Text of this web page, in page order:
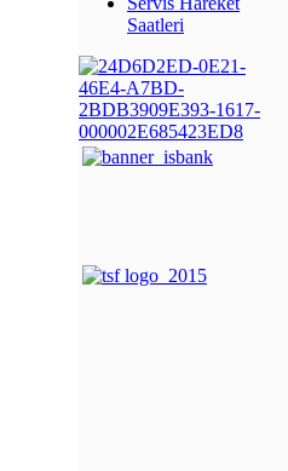
Saatleri